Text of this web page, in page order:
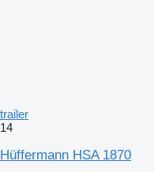
trailer
14
Hüffermann HSA 1870